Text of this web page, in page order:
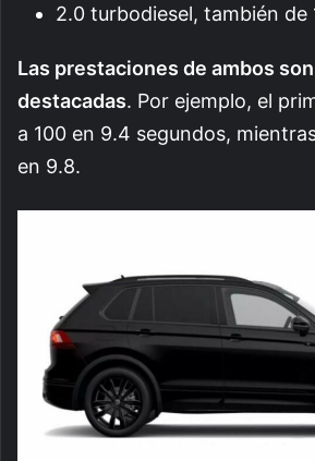
2.0 turbodiesel, también de
Las prestaciones de ambos
destacadas. Por ejemplo, el
a 100 en 9.4 segundos,
en 9.8.